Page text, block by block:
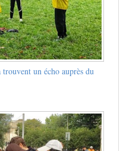
un écho auprès du